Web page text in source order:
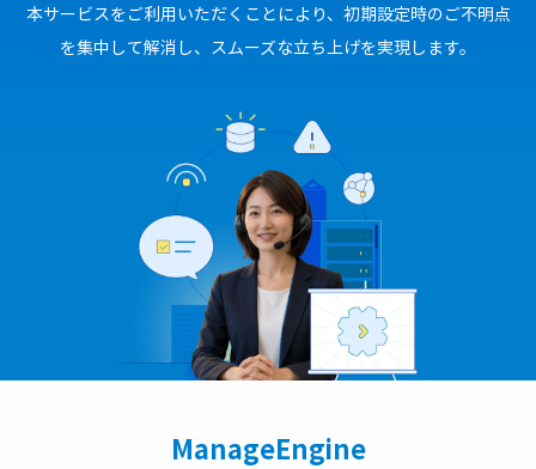
本サービスをご利用いただくことにより、初期設定時のご不明点
を集中して解消し、スムーズな立ち上げを実現します。
ManageEngine